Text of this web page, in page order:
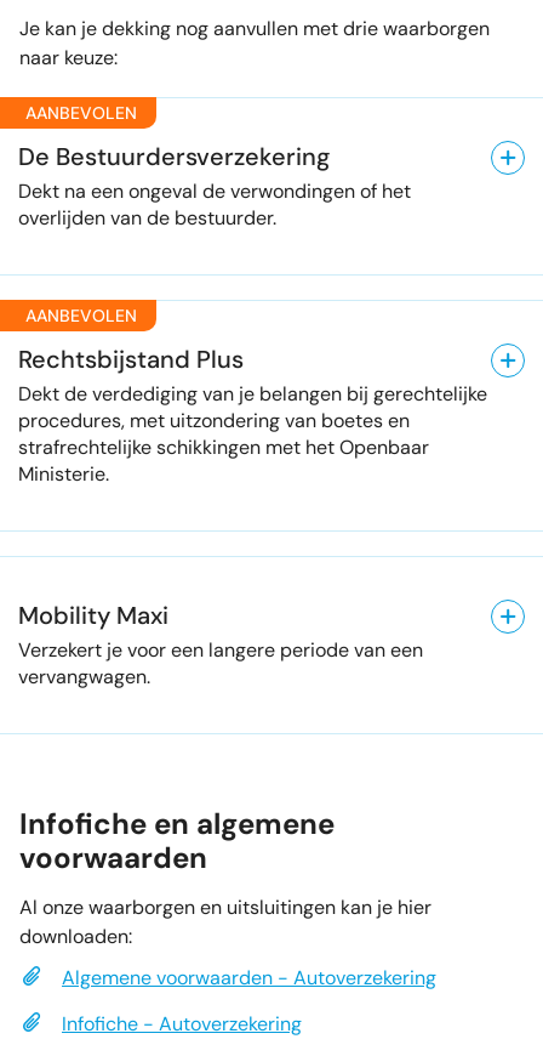
Je kan je dekking nog aanvullen met drie waarborgen
naar keuze:
AANBEVOLEN
De Bestuurdersverzekering
Dekt na een ongeval de verwondingen of het
overlijden van de bestuurder.
AANBEVOLEN
Rechtsbijstand Plus
Dekt de verdediging van je belangen bij gerechtelijke
procedures, met uitzondering van boetes en
strafrechtelijke schikkingen met het Openbaar
Ministerie.
Mobility Maxi
Verzekert je voor een langere periode van een
vervangwagen.
Infofiche en algemene
voorwaarden
Al onze waarborgen en uitsluitingen kan je hier
downloaden:
Algemene voorwaarden - Autoverzekering
Infofiche - Autoverzekering